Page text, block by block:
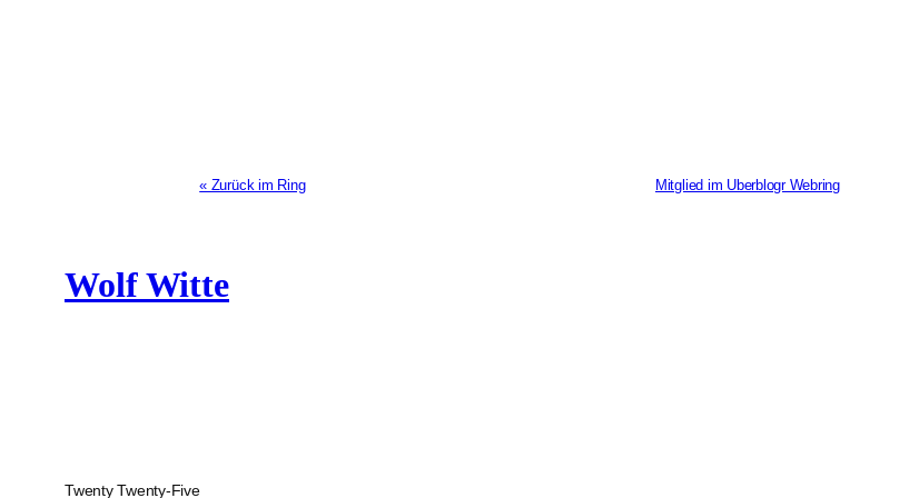
« Zurück im Ring Mitglied im Uberblogr Webring
Wolf Witte
Twenty Twenty-Five